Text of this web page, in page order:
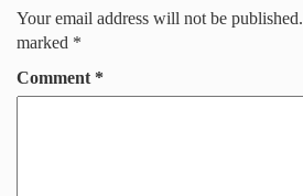
Your email address will not be published.
marked *
Comment *